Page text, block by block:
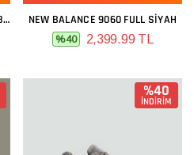
NIKE AIRFORCE PREMIUM FULL BEYAZ NEW BALANCE 9060 FULL SIYAH
%40 2,399.99 TL
%40
İNDİRİM